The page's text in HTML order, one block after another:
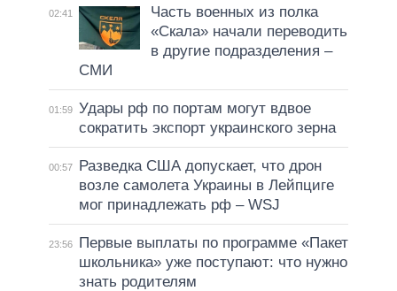
02:41
Часть военных из полка
«Скала» начали переводить
в другие подразделения –
СМИ
01:59 Удары рф по портам могут вдвое
сократить экспорт украинского зерна
00:57
Разведка США допускает, что дрон
возле самолета Украины в Лейпциге
мог принадлежать рф – WSJ
23:56
Первые выплаты по программе «Пакет
школьника» уже поступают: что нужно
знать родителям